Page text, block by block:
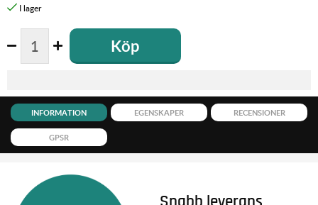
Köp
INFORMATION EGENSKAPER RECENSIONER
GPSR